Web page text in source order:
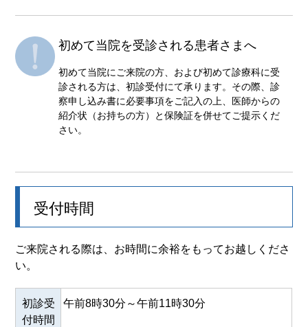
初めて当院を受診される患者さまへ
初めて当院にご来院の方、および初めて診療科に受
診される方は、初診受付にて承ります。その際、診
察申し込み書に必要事項をご記入の上、医師からの
紹介状（お持ちの方）と保険証を併せてご提示くだ
さい。
受付時間
ご来院される際は、お時間に余裕をもってお越しくださ
い。
初診受
付時間
午前8時30分～午前11時30分